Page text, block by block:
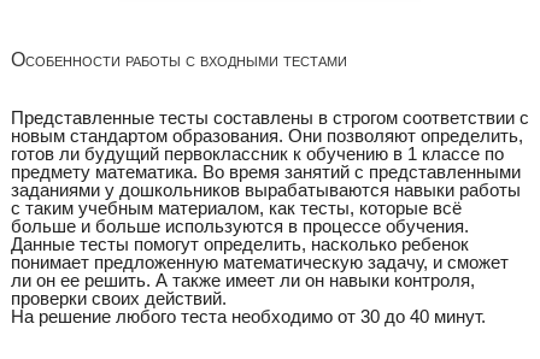
Особенности работы с входными тестами
Представленные тесты составлены в строгом соответствии с
новым стандартом образования. Они позволяют определить,
готов ли будущий первоклассник к обучению в 1 классе по
предмету математика. Во время занятий с представленными
заданиями у дошкольников вырабатываются навыки работы
с таким учебным материалом, как тесты, которые всё
больше и больше используются в процессе обучения.
Данные тесты помогут определить, насколько ребенок
понимает предложенную математическую задачу, и сможет
ли он ее решить. А также имеет ли он навыки контроля,
проверки своих действий.
На решение любого теста необходимо от 30 до 40 минут.